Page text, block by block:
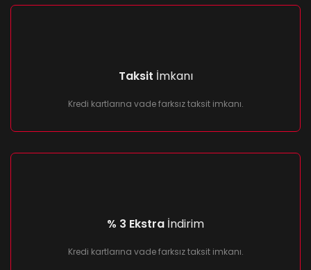
Taksit İmkanı
Kredi kartlarına vade farksız taksit imkanı.
% 3 Ekstra İndirim
Kredi kartlarına vade farksız taksit imkanı.